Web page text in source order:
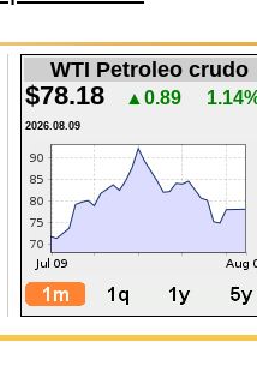
WTI Petroleo crudo
$78.18 ▲0.89
2026.08.09